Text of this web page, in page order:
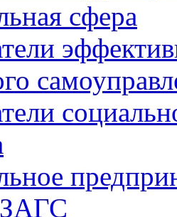
сфера